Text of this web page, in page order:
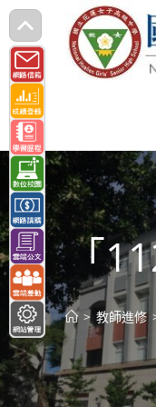
跳
轉
至
主
要
內
容
「
> 教師進修